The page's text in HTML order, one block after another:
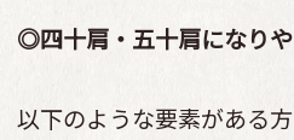
◎四十肩・五十肩になり
以下のような要素がある